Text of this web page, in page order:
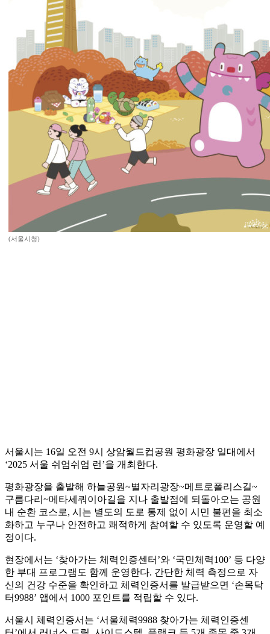
(서울시청)
서울시는 16일 오전 9시 상암월드컵공원 평화광장 일대에서
‘2025 서울 쉬엄쉬엄 런’을 개최한다.
평화광장을 출발해 하늘공원~별자리광장~메트로폴리스길~
구름다리~메타세쿼이아길을 지나 출발점에 되돌아오는 공원
내 순환 코스로, 시는 별도의 도로 통제 없이 시민 불편을 최소
화하고 누구나 안전하고 쾌적하게 참여할 수 있도록 운영할 예
정이다.
현장에서는 ‘찾아가는 체력인증센터’와 ‘국민체력100’ 등 다양
한 부대 프로그램도 함께 운영한다. 간단한 체력 측정으로 자
신의 건강 수준을 확인하고 체력인증서를 발급받으면 ‘손목닥
터9988’ 앱에서 1000 포인트를 적립할 수 있다.
서울시 체력인증서는 ‘서울체력9988 찾아가는 체력인증센